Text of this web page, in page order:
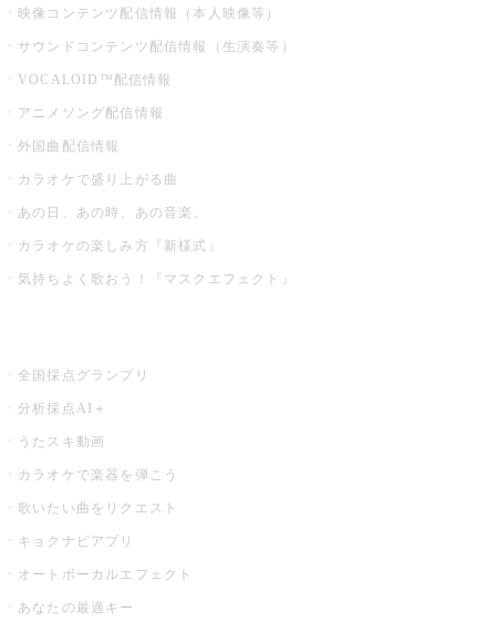
映像コンテンツ配信情報（本人映像等）
サウンドコンテンツ配信情報（生演奏等）
VOCALOID™配信情報
アニメソング配信情報
外国曲配信情報
カラオケで盛り上がる曲
あの日、あの時、あの音楽。
カラオケの楽しみ方『新様式』
気持ちよく歌おう！『マスクエフェクト』
全国採点グランプリ
分析採点AI＋
うたスキ動画
カラオケで楽器を弾こう
歌いたい曲をリクエスト
キョクナビアプリ
オートボーカルエフェクト
あなたの最適キー